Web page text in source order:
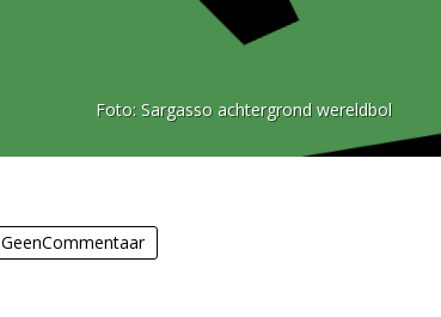
Foto: Sargasso achtergrond wereldbol
GeenCommentaar